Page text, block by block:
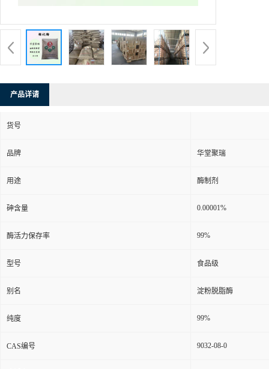
产品详请
货号
品牌 华堂聚瑞
用途 酶制剂
砷含量 0.00001%
酶活力保存率 99%
型号 食品级
别名 淀粉脱脂酶
纯度 99%
CAS编号 9032-08-0